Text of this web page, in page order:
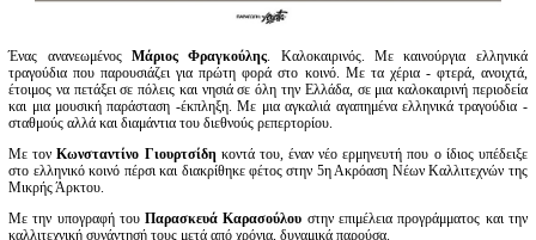
Ένας ανανεωμένοςΜάριος Φραγκούλης. Καλοκαιρινός. Με καινούργια ελληνικά
τραγούδια που παρουσιάζει για πρώτη φορά στο κοινό. Με τα χέρια - φτερά, ανοιχτά,
έτοιμος να πετάξει σε πόλεις και νησιά σε όλη την Ελλάδα, σε μια καλοκαιρινή περιοδεία
και μια μουσική παράσταση -έκπληξη. Με μια αγκαλιά αγαπημένα ελληνικά τραγούδια -
σταθμούς αλλά και διαμάντια του διεθνούς ρεπερτορίου.
Με τονΚωνσταντίνο Γιουρτσίδηκοντά του, έναν νέο ερμηνευτή που ο ίδιος υπέδειξε
στο ελληνικό κοινό πέρσι και διακρίθηκε φέτος στην 5η Ακρόαση Νέων Καλλιτεχνών της
Μικρής Άρκτου.
Με την υπογραφή τουΠαρασκευά Καρασούλου στην επιμέλεια προγράμματος και την
καλλιτεχνική συνάντησή τους μετά από χρόνια, δυναμικά παρούσα.